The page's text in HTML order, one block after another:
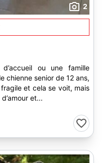
2
ou une famille
chienne senior de 12 ans,
et cela se voit, mais
et...